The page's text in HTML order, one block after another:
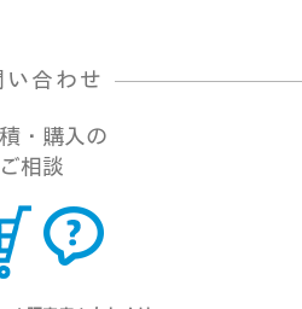
い合わせ
・購入の
ご相談